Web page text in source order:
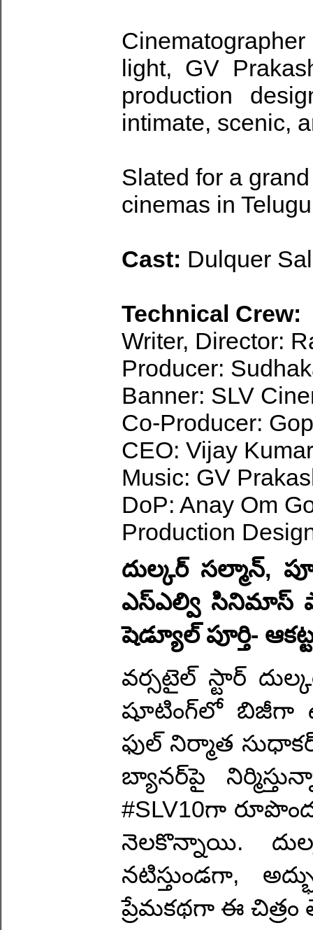
light, GV
production
intimate, scenic,
Slated for a
cinemas in
Cast: Dulquer
Technical Crew:
Writer, Director:
Producer:
Banner: SLV
Co-Producer:
CEO: Vijay
Music: GV
DoP: Anay Om
Production
దుల్కర్ సల్మాన్,
ఎస్ఎల్వి సినిమాస్
షెడ్యూల్ పూర్తి-
వర్సటైల్ స్టార్
షూటింగ్‌లో బిజీగా
ఫుల్ నిర్మాత
బ్యానర్‌పై
#SLV10గా
నెలకొన్నాయి.
నటిస్తుండగా,
ప్రేమకథగా ఈ చిత్రం